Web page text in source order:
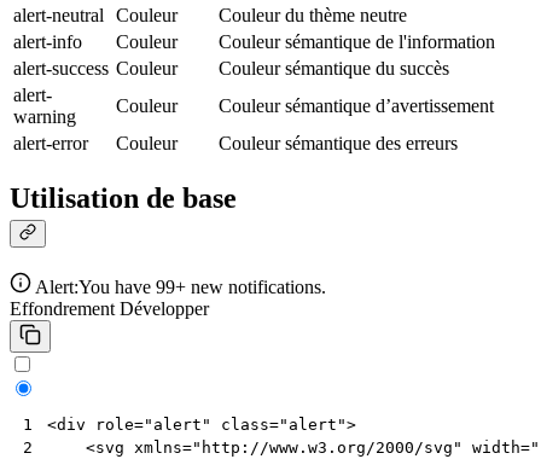
alert-neutral
Couleur
Couleur du thème neutre
alert-info
Couleur
Couleur sémantique de l'information
alert-success Couleur
Couleur sémantique du succès
alert-
warning
Couleur
Couleur sémantique d’avertissement
alert-error
Couleur Couleur sémantique des erreurs
Utilisation de base
Alert:You have 99+ new notifications.
Effondrement Développer
1
2
<div role="alert" class="alert">
<svg xmlns="http://www.w3.org/2000/svg" width=